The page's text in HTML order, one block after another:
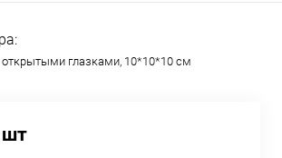
открытыми глазками, 10*10*10 см